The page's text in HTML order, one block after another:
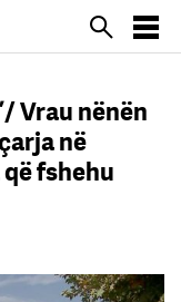
Vrau nënën
në
fshehu